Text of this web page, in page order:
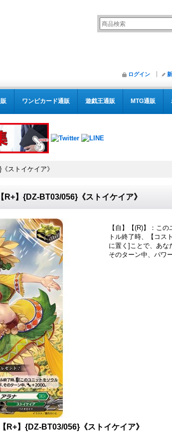
ログイン
ワンピカード通販 遊戯王通販 MTG通販
ストイケイア》
】{DZ-BT03/056}《ストイケイア》
【自】【(R)】：こ
トル終了時、【コス
に置く]ことで、あな
そのターン中、パワ
R+】{DZ-BT03/056}《ストイケイア》